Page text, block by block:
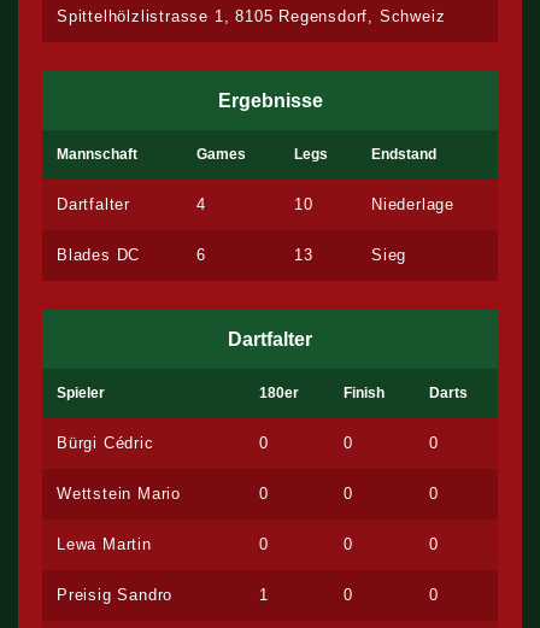
Spittelhölzlistrasse 1, 8105 Regensdorf, Schweiz
Ergebnisse
Mannschaft Games Legs Endstand
Dartfalter 4 10 Niederlage
Blades DC 6 13 Sieg
Dartfalter
Spieler 180er Finish Darts
Bürgi Cédric 0 0 0
Wettstein Mario 0 0 0
Lewa Martin 0 0 0
Preisig Sandro 1 0 0